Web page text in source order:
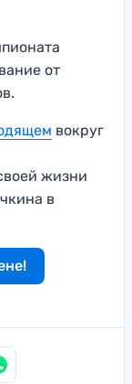
от
вокруг
жизни
в